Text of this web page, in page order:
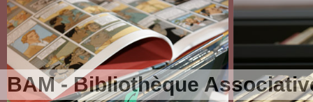
BAM - Bibliothèque